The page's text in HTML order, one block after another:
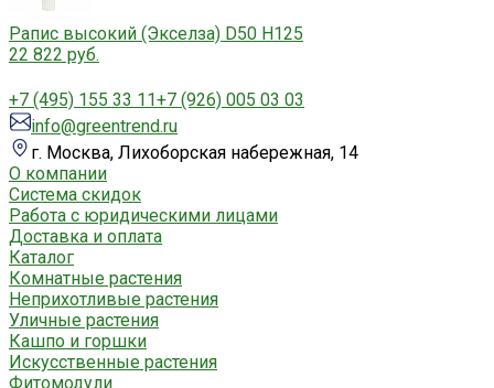
Рапис высокий (Экселза) D50 H125
22 822 руб.
+7 (495) 155 33 11+7 (926) 005 03 03
info@greentrend.ru
г. Москва, Лихоборская набережная, 14
О компании
Система скидок
Работа с юридическими лицами
Доставка и оплата
Каталог
Комнатные растения
Неприхотливые растения
Уличные растения
Кашпо и горшки
Искусственные растения
Фитомодули